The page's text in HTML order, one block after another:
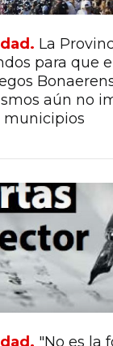
La
para que
aún no
municipios
"No es la